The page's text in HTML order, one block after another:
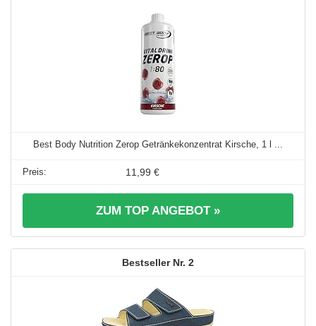
Best Body Nutrition Zerop Getränkekonzentrat Kirsche, 1 l ...
11,99 €
ZUM TOP ANGEBOT »
2